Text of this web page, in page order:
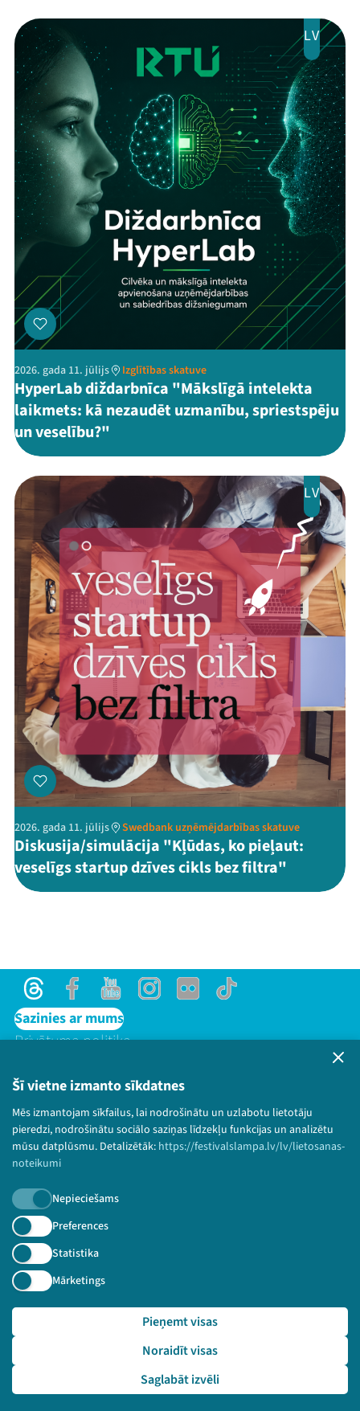
Šī vietne izmanto sīkdatnes
Mēs izmantojam sīkfailus, lai nodrošinātu un uzlabotu lietotāju
pieredzi, nodrošinātu sociālo saziņas līdzekļu funkcijas un analizētu
mūsu datplūsmu. Detalizētāk: https://festivalslampa.lv/lv/lietosanas-
noteikumi
Nepieciešams
Preferences
Statistika
Mārketings
Saglabāt izvēli
Noraidīt visas
Pieņemt visas
LV
2026. gada 11. jūlijs Izglītības skatuve
HyperLab diždarbnīca "Mākslīgā intelekta
laikmets: kā nezaudēt uzmanību, spriestspēju
un veselību?"
LV
2026. gada 11. jūlijs Swedbank uzņēmējdarbības skatuve
Diskusija/simulācija "Kļūdas, ko pieļaut:
veselīgs startup dzīves cikls bez filtra"
ThreadsFacebookYoutubeInstagram
Flick TikTok
Sazinies ar mums
Privātuma politika
Bērnu aizsardzības politika
© 2026 Sarunu festivāls LAMPA Visas tiesības
paturētas.
Piesakies jaunumiem!
Nepalaid garām aktuālāko informāciju!
🔗 https://festivalslampa.lv/lv/video-arhivs/2408?sp